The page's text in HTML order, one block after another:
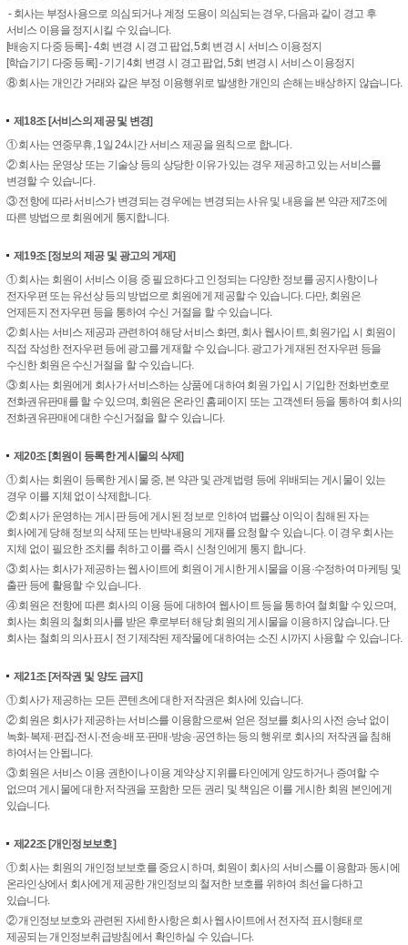
- 회사는 부정사용으로 의심되거나 계정 도용이 의심되는 경우, 다음과 같이 경고 후
서비스 이용을 정지시킬 수 있습니다.
[배송지 다중 등록] - 4회 변경 시 경고 팝업, 5회 변경 시 서비스 이용정지
[학습기기 다중 등록] - 기기 4회 변경 시 경고 팝업, 5회 변경 시 서비스 이용정지
⑧ 회사는 개인간 거래와 같은 부정 이용행위로 발생한 개인의 손해는 배상하지 않습니다.
제18조[서비스의 제공 및 변경]
① 회사는 연중무휴, 1일 24시간 서비스 제공을 원칙으로 합니다.
② 회사는 운영상 또는 기술상 등의 상당한 이유가 있는 경우 제공하고 있는 서비스를
변경할 수 있습니다.
③ 전항에 따라 서비스가 변경되는 경우에는 변경되는 사유 및 내용을 본 약관 제7조에
따른 방법으로 회원에게 통지합니다.
제19조[정보의 제공 및 광고의 게재]
① 회사는 회원이 서비스 이용 중 필요하다고 인정되는 다양한 정보를 공지사항이나
전자우편 또는 유선상 등의 방법으로 회원에게 제공할 수 있습니다. 다만, 회원은
언제든지 전자우편 등을 통하여 수신 거절을 할 수 있습니다.
② 회사는 서비스 제공과 관련하여 해당 서비스 화면, 회사 웹사이트, 회원가입 시 회원이
직접 작성한 전자우편 등에 광고를 게재할 수 있습니다. 광고가 게재된 전자우편 등을
수신한 회원은 수신거절을 할 수 있습니다.
③ 회사는 회원에게 회사가 서비스하는 상품에 대하여 회원 가입 시 기입한 전화번호로
전화권유판매를 할 수 있으며, 회원은 온라인 홈페이지 또는 고객센터 등을 통하여 회사의
전화권유판매에 대한 수신거절을 할 수 있습니다.
제20조[회원이 등록한 게시물의 삭제]
① 회사는 회원이 등록한 게시물 중, 본 약관 및 관계법령 등에 위배되는 게시물이 있는
경우 이를 지체 없이 삭제합니다.
② 회사가 운영하는 게시판 등에 게시된 정보로 인하여 법률상 이익이 침해된 자는
회사에게 당해 정보의 삭제 또는 반박내용의 게재를 요청할 수 있습니다. 이 경우 회사는
지체 없이 필요한 조치를 취하고 이를 즉시 신청인에게 통지 합니다.
③ 회사는 회사가 제공하는 웹사이트에 회원이 게시한 게시물을 이용·수정하여 마케팅 및
출판 등에 활용할 수 있습니다.
④ 회원은 전항에 따른 회사의 이용 등에 대하여 웹사이트 등을 통하여 철회할 수 있으며,
회사는 회원의 철회의사를 받은 후로부터 해당 회원의 게시물을 이용하지 않습니다. 단
회사는 철회의 의사표시 전 기제작된 제작물에 대하여는 소진 시까지 사용할 수 있습니다.
제21조[저작권 및 양도 금지]
① 회사가 제공하는 모든 콘텐츠에 대한 저작권은 회사에 있습니다.
② 회원은 회사가 제공하는 서비스를 이용함으로써 얻은 정보를 회사의 사전 승낙 없이
녹화·복제·편집·전시·전송·배포·판매·방송·공연하는 등의 행위로 회사의 저작권을 침해
하여서는 안됩니다.
③ 회원은 서비스 이용 권한이나 이용 계약상 지위를 타인에게 양도하거나 증여할 수
없으며 게시물에 대한 저작권을 포함한 모든 권리 및 책임은 이를 게시한 회원 본인에게
있습니다.
제22조[개인정보보호]
① 회사는 회원의 개인정보보호를 중요시 하며, 회원이 회사의 서비스를 이용함과 동시에
온라인상에서 회사에게 제공한 개인정보의 철저한 보호를 위하여 최선을 다하고
있습니다.
② 개인정보보호와 관련된 자세한 사항은 회사 웹사이트에서 전자적 표시형태로
제공되는 개인정보취급방침에서 확인하실 수 있습니다.